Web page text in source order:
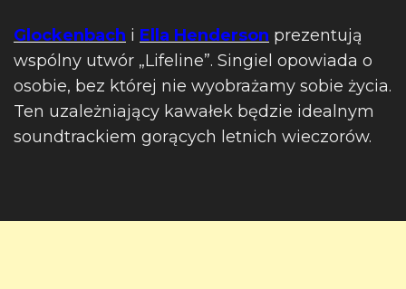
Glockenbach i Ella Henderson prezentują
wspólny utwór „Lifeline”. Singiel opowiada o
osobie, bez której nie wyobrażamy sobie życia.
Ten uzależniający kawałek będzie idealnym
soundtrackiem gorących letnich wieczorów.